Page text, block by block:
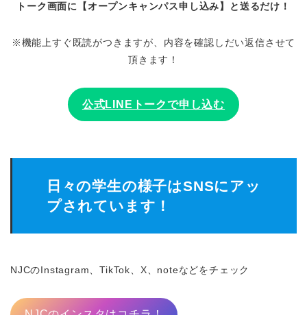
トーク画面に【オープンキャンパス申し込み】と送るだけ！
※機能上すぐ既読がつきますが、内容を確認しだい返信させて
頂きます！
公式LINEトークで申し込む
日々の学生の様子はSNSにアッ
プされています！
NJCのInstagram、TikTok、X、noteなどをチェック